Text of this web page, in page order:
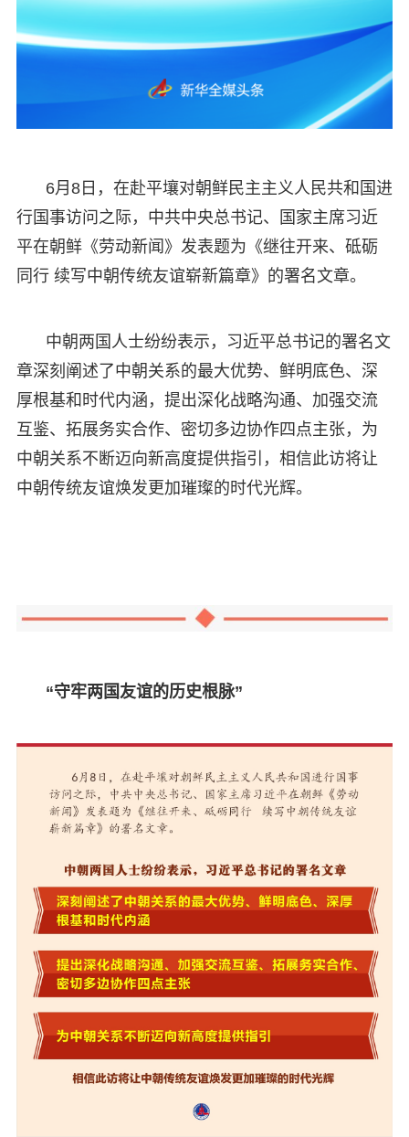
6月8日，在赴平壤对朝鲜民主主义人民共和国进
行国事访问之际，中共中央总书记、国家主席习近
平在朝鲜《劳动新闻》发表题为《继往开来、砥砺
同行 续写中朝传统友谊崭新篇章》的署名文章。
中朝两国人士纷纷表示，习近平总书记的署名文
章深刻阐述了中朝关系的最大优势、鲜明底色、深
厚根基和时代内涵，提出深化战略沟通、加强交流
互鉴、拓展务实合作、密切多边协作四点主张，为
中朝关系不断迈向新高度提供指引，相信此访将让
中朝传统友谊焕发更加璀璨的时代光辉。
“守牢两国友谊的历史根脉”